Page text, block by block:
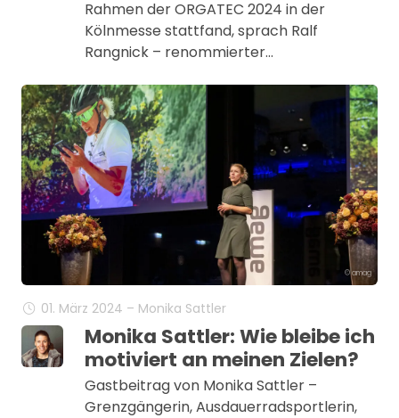
Rahmen der ORGATEC 2024 in der
Kölnmesse stattfand, sprach Ralf
Rangnick – renommierter…
© amag
01. März 2024 – Monika Sattler
Monika Sattler: Wie bleibe ich
motiviert an meinen Zielen?
Gastbeitrag von Monika Sattler –
Grenzgängerin, Ausdauerradsportlerin,